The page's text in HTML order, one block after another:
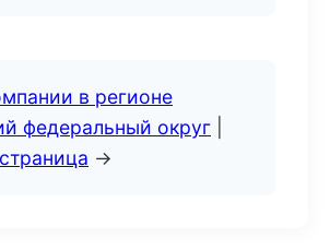
в регионе
федеральный округ
→